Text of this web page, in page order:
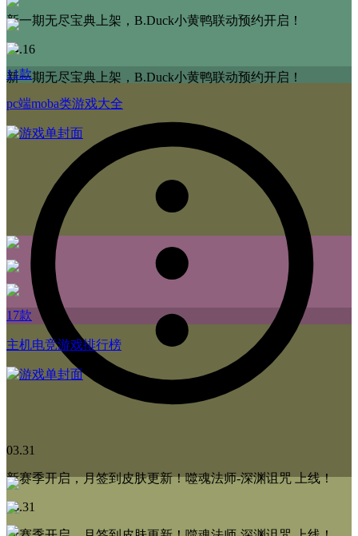
新一期无尽宝典上架，B.Duck小黄鸭联动预约开启！
04.16
新一期无尽宝典上架，B.Duck小黄鸭联动预约开启！
03.31
新赛季开启，月签到皮肤更新！噬魂法师-深渊诅咒 上线！
03.31
11款
pc端moba类游戏大全
17款
主机电竞游戏排行榜